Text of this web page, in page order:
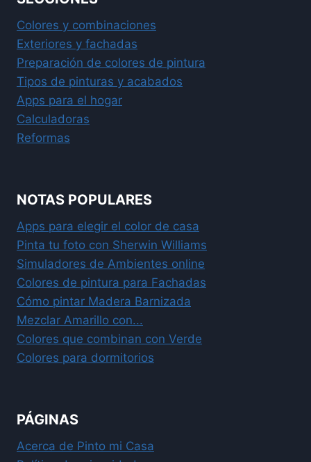
Colores y combinaciones
Exteriores y fachadas
Preparación de colores de pintura
Tipos de pinturas y acabados
Apps para el hogar
Calculadoras
Reformas
NOTAS POPULARES
Apps para elegir el color de casa
Pinta tu foto con Sherwin Williams
Simuladores de Ambientes online
Colores de pintura para Fachadas
Cómo pintar Madera Barnizada
Mezclar Amarillo con...
Colores que combinan con Verde
Colores para dormitorios
PÁGINAS
Acerca de Pinto mi Casa